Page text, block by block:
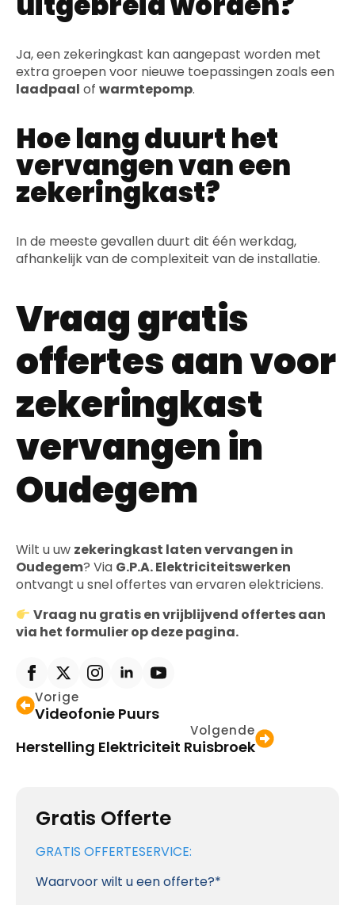
Gratis Offerte
GRATIS OFFERTESERVICE:
Waarvoor wilt u een offerte?*
Ja, een zekeringkast kan aangepast worden met
extra groepen voor nieuwe toepassingen zoals een
laadpaal of warmtepomp.
Hoe lang duurt het
vervangen van een
zekeringkast?
In de meeste gevallen duurt dit één werkdag,
afhankelijk van de complexiteit van de installatie.
Vraag gratis
offertes aan voor
zekeringkast
vervangen in
Oudegem
Wilt u uw zekeringkast laten vervangen in
Oudegem? Via G.P.A. Elektriciteitswerken
ontvangt u snel offertes van ervaren elektriciens.
Vraag nu gratis en vrijblijvend offertes aan
via het formulier op deze pagina.
Vorige
Videofonie Puurs
Volgende
Herstelling Elektriciteit Ruisbroek